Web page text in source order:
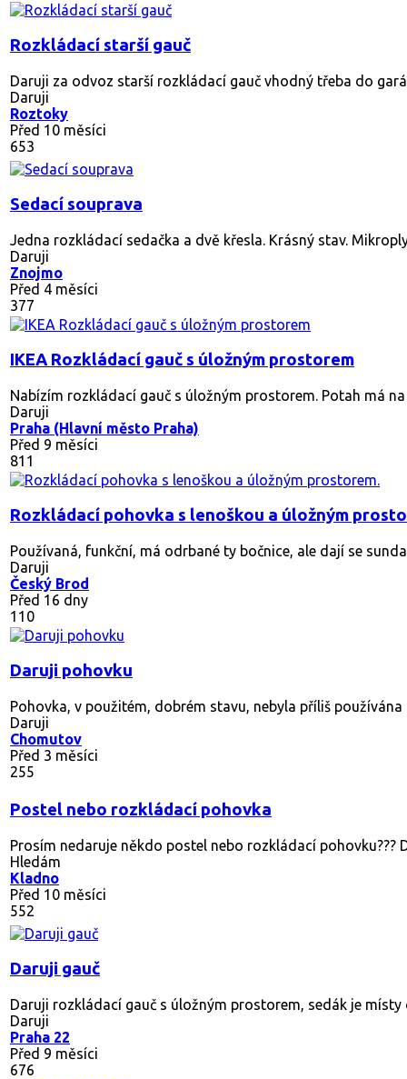
Rozkládací starší gauč
Daruji za odvoz starší rozkládací gauč vhodný třeba do
Daruji
Roztoky
Před 10 měsíci
653
Sedací souprava
Jedna rozkládací sedačka a dvě křesla. Krásný stav.
Daruji
Znojmo
Před 4 měsíci
377
IKEA Rozkládací gauč s úložným prostorem
Nabízím rozkládací gauč s úložným prostorem. Potah má
Daruji
Praha (Hlavní město Praha)
Před 9 měsíci
811
Rozkládací pohovka s lenoškou a úložným
Používaná, funkční, má odrbané ty bočnice, ale dají se
Daruji
Český Brod
Před 16 dny
110
Daruji pohovku
Pohovka, v použitém, dobrém stavu, nebyla příliš
Daruji
Chomutov
Před 3 měsíci
255
Postel nebo rozkládací pohovka
Prosím nedaruje někdo postel nebo rozkládací pohovku???
Hledám
Kladno
Před 10 měsíci
552
Daruji gauč
Daruji rozkládací gauč s úložným prostorem, sedák je místy
Daruji
Praha 22
Před 9 měsíci
676